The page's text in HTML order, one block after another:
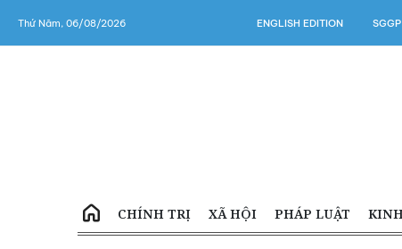
Thứ Năm, 06/08/2026 ENGLISH EDITION
CHÍNH TRỊ XÃ HỘI PHÁP LUẬT